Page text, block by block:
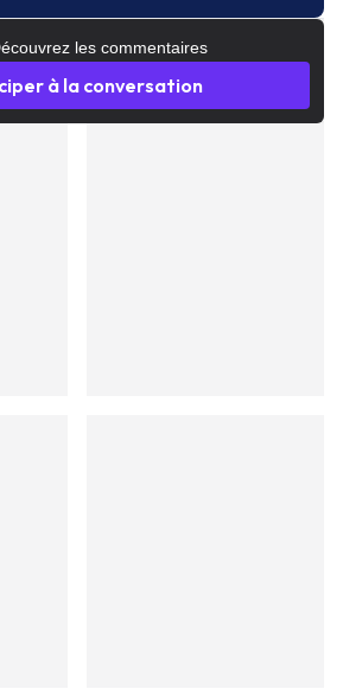
les commentaires
à la conversation